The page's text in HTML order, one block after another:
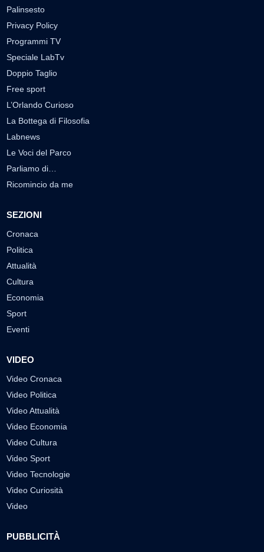
Palinsesto
Privacy Policy
Programmi TV
Speciale LabTv
Doppio Taglio
Free sport
L’Orlando Curioso
La Bottega di Filosofia
Labnews
Le Voci del Parco
Parliamo di…
Ricomincio da me
SEZIONI
Cronaca
Politica
Attualità
Cultura
Economia
Sport
Eventi
VIDEO
Video Cronaca
Video Politica
Video Attualità
Video Economia
Video Cultura
Video Sport
Video Tecnologie
Video Curiosità
Video
PUBBLICITÀ